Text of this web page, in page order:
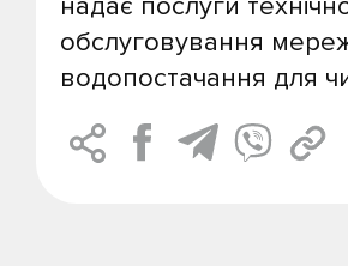
надає послуги
обслуговування
водопостачання для